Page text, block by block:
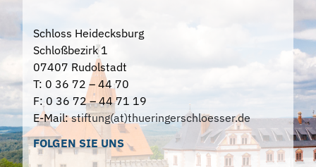
Schloss Heidecksburg
Schloßbezirk 1
07407 Rudolstadt
T: 0 36 72 – 44 70
F: 0 36 72 – 44 71 19
E-Mail:stiftung(at)thueringerschloesser.de
FOLGEN SIE UNS